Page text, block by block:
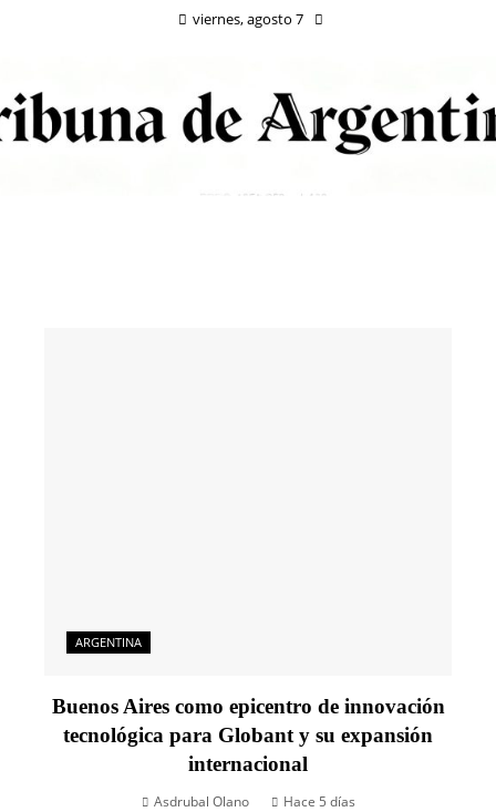
viernes, agosto 7
ARGENTINA
Buenos Aires como epicentro de innovación
tecnológica para Globant y su expansión
internacional
Asdrubal Olano Hace 5 días